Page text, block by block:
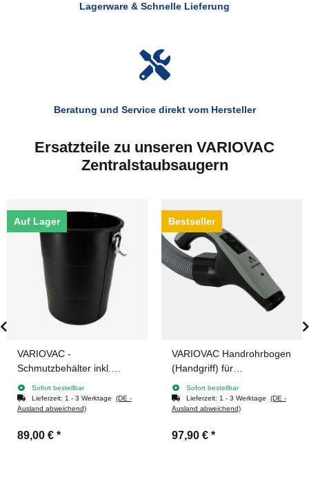
Lagerware & Schnelle Lieferung
Beratung und Service direkt vom Hersteller
Ersatzteile zu unseren VARIOVAC
Zentralstaubsaugern
Auf Lager
VARIOVAC -
Schmutzbehälter inkl.
Dichtung - KUNSTSTOFF -
Ausführung: LARGE
Sofort bestellbar
Lieferzeit: 1 - 3 Werktage (DE -
Ausland abweichend)
89,00 € *
Bestseller
VARIOVAC Handrohrbogen
(Handgriff) für
Saug-/Fernstartschlauch
ON/OFF
Sofort bestellbar
Lieferzeit: 1 - 3 Werktage (DE -
Ausland abweichend)
97,90 € *